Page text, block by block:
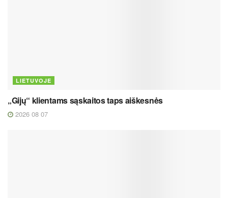
LIETUVOJE
„Gijų“ klientams sąskaitos taps aiškesnės
2026 08 07